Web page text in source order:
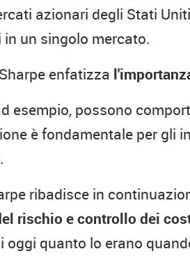
azionari degli Stati
un singolo mercato.
enfatizza
esempio, possono
è fondamentale per gli
ribadisce in
rischio e controllo dei
quanto lo erano